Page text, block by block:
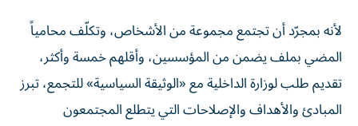
لأنه بمجرّد أن تجتمع مجموعة من الأشخاص، وتكلّف محامياً
المضي بملف يضمن من المؤسسين، وأقلهم خمسة وأكثر،
تقديم طلب لوزارة الداخلية مع «الوثيقة السياسية» للتجمع، تبرز
المبادئ والأهداف والإصلاحات التي يتطلع المجتمعون